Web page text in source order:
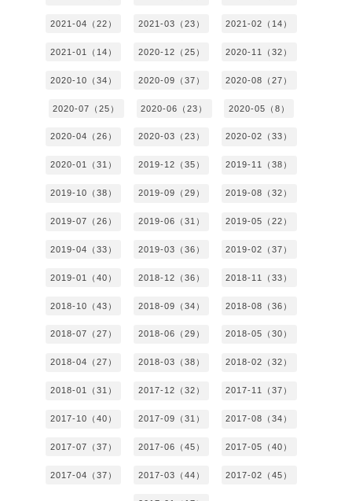
2021-04（22） 2021-03（23） 2021-02（14）
2021-01（14） 2020-12（25） 2020-11（32）
2020-10（34） 2020-09（37） 2020-08（27）
2020-07（25） 2020-06（23） 2020-05（8）
2020-04（26） 2020-03（23） 2020-02（33）
2020-01（31） 2019-12（35） 2019-11（38）
2019-10（38） 2019-09（29） 2019-08（32）
2019-07（26） 2019-06（31） 2019-05（22）
2019-04（33） 2019-03（36） 2019-02（37）
2019-01（40） 2018-12（36） 2018-11（33）
2018-10（43） 2018-09（34） 2018-08（36）
2018-07（27） 2018-06（29） 2018-05（30）
2018-04（27） 2018-03（38） 2018-02（32）
2018-01（31） 2017-12（32） 2017-11（37）
2017-10（40） 2017-09（31） 2017-08（34）
2017-07（37） 2017-06（45） 2017-05（40）
2017-04（37） 2017-03（44） 2017-02（45）